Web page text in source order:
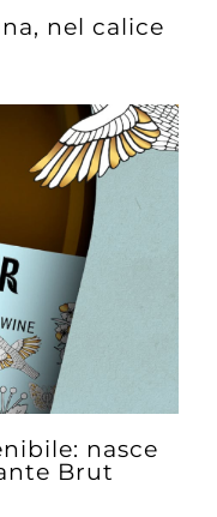
nel calice
nasce
Brut